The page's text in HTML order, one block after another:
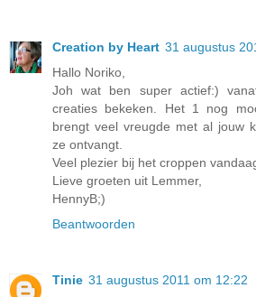
Creation by Heart 31 augustus
Hallo Noriko,
Joh wat ben super actief:)
creaties bekeken. Het 1 nog
brengt veel vreugde met al jouw
ze ontvangt.
Veel plezier bij het croppen
Lieve groeten uit Lemmer,
HennyB;)
Beantwoorden
Tinie 31 augustus 2011 om 12:22